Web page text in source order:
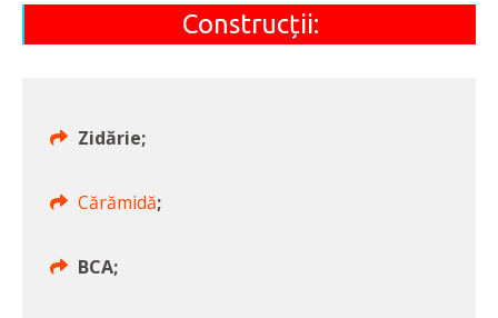
Construcții:
Zidărie;
Cărămidă;
BCA;